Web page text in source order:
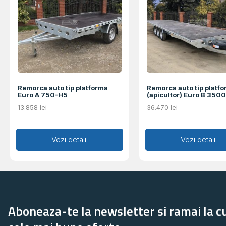
Remorca auto tip platforma
Euro A 750-H5
13.858 lei
Adaugă în coș
Vezi detalii
Remorca auto tip
(apicultor) Euro B
36.470 lei
Adaugă în coș
Vezi detalii
Aboneaza-te la newsletter si ramai la